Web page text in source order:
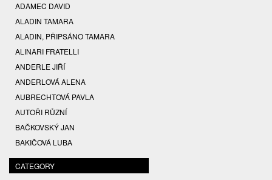
ADAMEC DAVID
ALADIN TAMARA
ALADIN, PŘIPSÁNO TAMARA
ALINARI FRATELLI
ANDERLE JIŘÍ
ANDERLOVÁ ALENA
AUBRECHTOVÁ PAVLA
AUTOŘI RŮZNÍ
BAČKOVSKÝ JAN
BAKIČOVÁ LUBA
BALCAR JIŘÍ
BALCAR KAREL
CATEGORY